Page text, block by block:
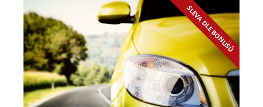
SLEVA DLE BONUSŮ